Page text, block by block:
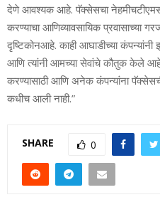
देणे आवश्यक आहे. पॅक्सेसचा नेहमीच
करण्याचा आणिव्यावसायिक प्रवासाच्या
दृष्टिकोनआहे. काही आघाडीच्या कंपन्यांनी
आणि त्यांनी आमच्या सेवांचे कौतुक केले
करण्यासाठी आणि अनेक कंपन्यांना
कधीच आली नाही.”
SHARE 0